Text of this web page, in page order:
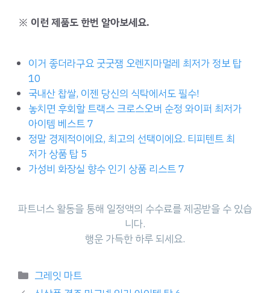
※ 이런 제품도 한번 알아보세요.
이거 좋더라구요 굿굿잼 오렌지마멀레 최저가 정보 탑
10
국내산 찹쌀, 이젠 당신의 식탁에서도 필수!
놓치면 후회할 트랙스 크로스오버 순정 와이퍼 최저가
아이템 베스트 7
정말 경제적이에요, 최고의 선택이에요. 티피텐트 최
저가 상품 탑 5
가성비 화장실 향수 인기 상품 리스트 7
파트너스 활동을 통해 일정액의 수수료를 제공받을 수 있습
니다.
행운 가득한 하루 되세요.
Categories
그레잇 마트